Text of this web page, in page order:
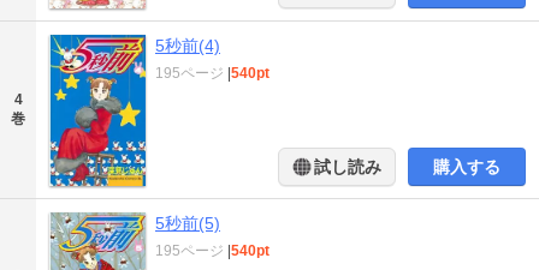
4
巻
5秒前(4)
195ページ 540pt
試し読み 購入する
5秒前(5)
195ページ 540pt